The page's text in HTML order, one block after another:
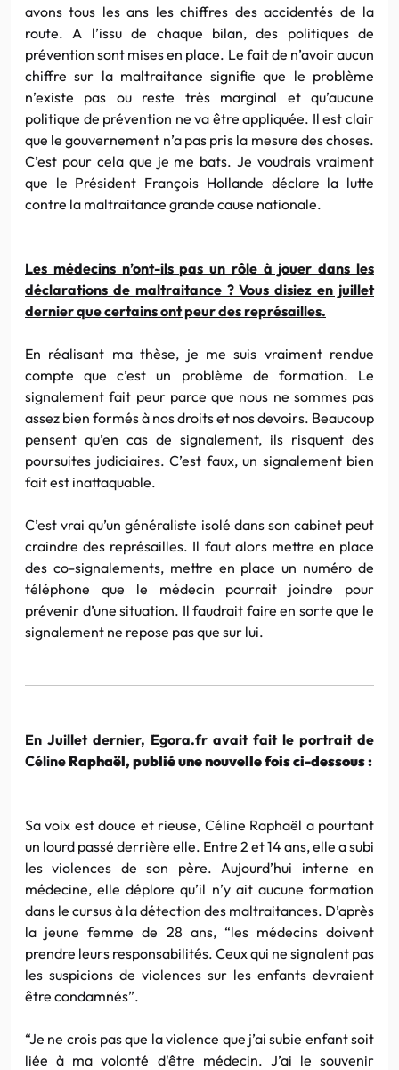
avons tous les ans les chiffres des accidentés de la
route. A l’issu de chaque bilan, des politiques de
prévention sont mises en place. Le fait de n’avoir aucun
chiffre sur la maltraitance signifie que le problème
n’existe pas ou reste très marginal et qu’aucune
politique de prévention ne va être appliquée. Il est clair
que le gouvernement n’a pas pris la mesure des choses.
C’est pour cela que je me bats. Je voudrais vraiment
que le Président François Hollande déclare la lutte
contre la maltraitance grande cause nationale.
Les médecins n’ont-ils pas un rôle à jouer dans les
déclarations de maltraitance ? Vous disiez en juillet
dernier que certains ont peur des représailles.
En réalisant ma thèse, je me suis vraiment rendue
compte que c’est un problème de formation. Le
signalement fait peur parce que nous ne sommes pas
assez bien formés à nos droits et nos devoirs. Beaucoup
pensent qu’en cas de signalement, ils risquent des
poursuites judiciaires. C’est faux, un signalement bien
fait est inattaquable.
C’est vrai qu’un généraliste isolé dans son cabinet peut
craindre des représailles. Il faut alors mettre en place
des co-signalements, mettre en place un numéro de
téléphone que le médecin pourrait joindre pour
prévenir d’une situation. Il faudrait faire en sorte que le
signalement ne repose pas que sur lui.
En Juillet dernier, Egora.fr avait fait le portrait de
Céline Raphaël, publié une nouvelle fois ci-dessous :
Sa voix est douce et rieuse, Céline Raphaël a pourtant
un lourd passé derrière elle. Entre 2 et 14 ans, elle a subi
les violences de son père. Aujourd’hui interne en
médecine, elle déplore qu’il n’y ait aucune formation
dans le cursus à la détection des maltraitances. D’après
la jeune femme de 28 ans, “les médecins doivent
prendre leurs responsabilités. Ceux qui ne signalent pas
les suspicions de violences sur les enfants devraient
être condamnés”.
“Je ne crois pas que la violence que j’ai subie enfant soit
liée à ma volonté d‘être médecin. J’ai le souvenir